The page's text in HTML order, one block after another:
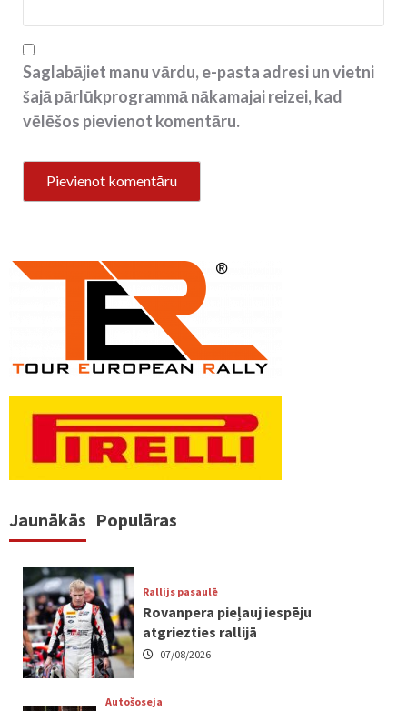
Saglabājiet manu vārdu, e-pasta adresi un vietni
šajā pārlūkprogrammā nākamajai reizei, kad
vēlēšos pievienot komentāru.
Jaunākās Populāras
Rallijs pasaulē
Rovanpera pieļauj iespēju
atgriezties rallijā
07/08/2026
Autošoseja